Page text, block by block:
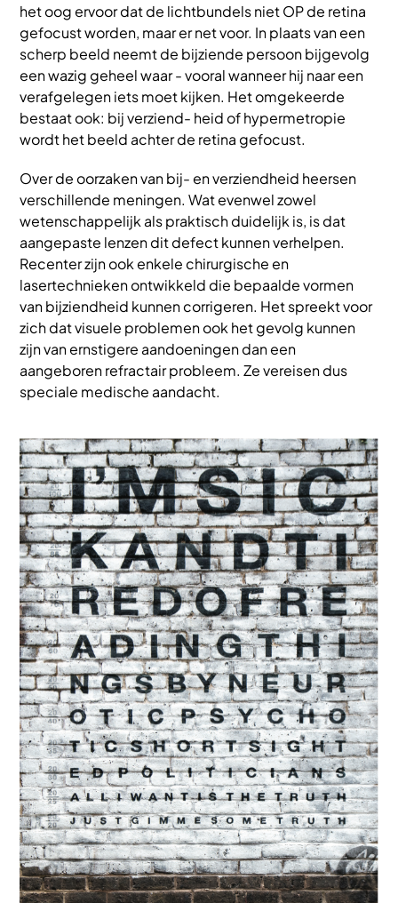
het oog ervoor dat de lichtbundels niet OP de retina
gefocust worden, maar er net voor. In plaats van een
scherp beeld neemt de bijziende persoon bijgevolg
een wazig geheel waar - vooral wanneer hij naar een
verafgelegen iets moet kijken. Het omgekeerde
bestaat ook: bij verziend- heid of hypermetropie
wordt het beeld achter de retina gefocust.
Over de oorzaken van bij- en verziendheid heersen
verschillende meningen. Wat evenwel zowel
wetenschappelijk als praktisch duidelijk is, is dat
aangepaste lenzen dit defect kunnen verhelpen.
Recenter zijn ook enkele chirurgische en
lasertechnieken ontwikkeld die bepaalde vormen
van bijziendheid kunnen corrigeren. Het spreekt voor
zich dat visuele problemen ook het gevolg kunnen
zijn van ernstigere aandoeningen dan een
aangeboren refractair probleem. Ze vereisen dus
speciale medische aandacht.
Afbeelding